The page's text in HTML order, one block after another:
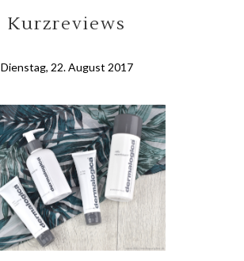
Kurzreviews
Dienstag, 22. August 2017